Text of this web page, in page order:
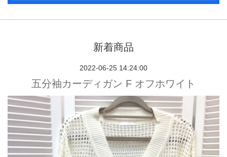
新着商品
2022-06-25 14:24:00
五分袖カーディガン F オフホワイト